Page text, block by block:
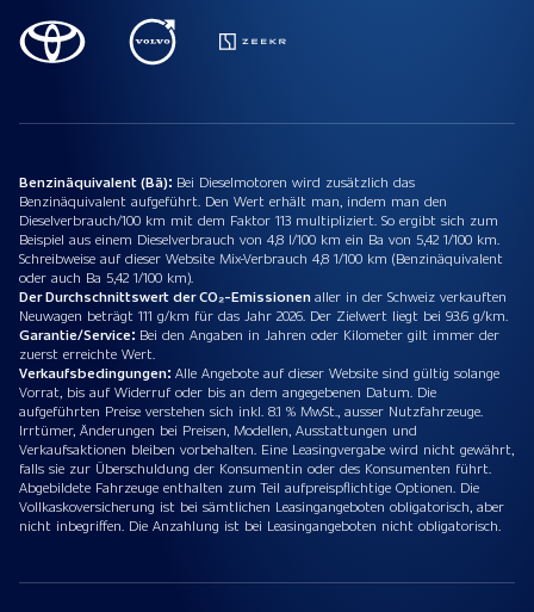
Benzinäquivalent (Bä): Bei Dieselmotoren wird zusätzlich das
Benzinäquivalent aufgeführt. Den Wert erhält man, indem man den
Dieselverbrauch/100 km mit dem Faktor 113 multipliziert. So ergibt sich zum
Beispiel aus einem Dieselverbrauch von 4,8 l/100 km ein Ba von 5,42 1/100 km.
Schreibweise auf dieser Website Mix-Verbrauch 4,8 1/100 km (Benzinäquivalent
oder auch Ba 5,42 1/100 km).
Der Durchschnittswert der CO₂-Emissionenaller in der Schweiz verkauften
Neuwagen beträgt 111 g/km für das Jahr 2026. Der Zielwert liegt bei 93.6 g/km.
Garantie/Service: Bei den Angaben in Jahren oder Kilometer gilt immer der
zuerst erreichte Wert.
Verkaufsbedingungen: Alle Angebote auf dieser Website sind gültig solange
Vorrat, bis auf Widerruf oder bis an dem angegebenen Datum. Die
aufgeführten Preise verstehen sich inkl. 8.1 % MwSt., ausser Nutzfahrzeuge.
Irrtümer, Änderungen bei Preisen, Modellen, Ausstattungen und
Verkaufsaktionen bleiben vorbehalten. Eine Leasingvergabe wird nicht gewährt,
falls sie zur Überschuldung der Konsumentin oder des Konsumenten führt.
Abgebildete Fahrzeuge enthalten zum Teil aufpreispflichtige Optionen. Die
Vollkaskoversicherung ist bei sämtlichen Leasingangeboten obligatorisch, aber
nicht inbegriffen. Die Anzahlung ist bei Leasingangeboten nicht obligatorisch.